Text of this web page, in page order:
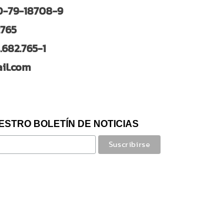
79-18708-9
1
BOLETÍN DE NOTICIAS